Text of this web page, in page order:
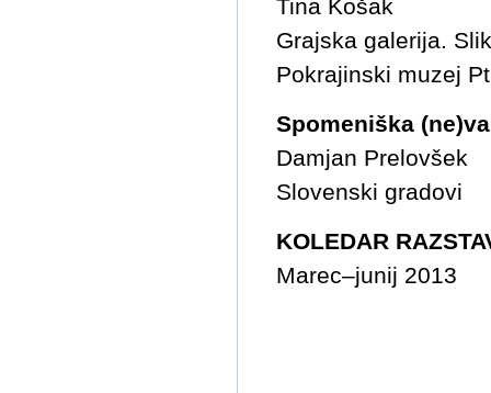
Tina Košak
Grajska galerija.
Pokrajinski muzej
Spomeniška
Damjan Prelovšek
Slovenski gradovi
KOLEDAR
Marec–junij 2013